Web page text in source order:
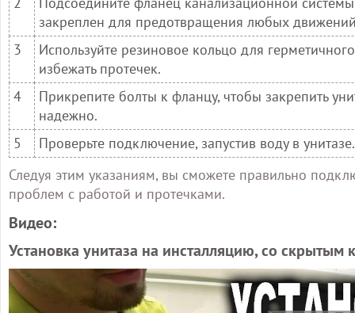
закреплен для предотвращения любых
3
Используйте резиновое кольцо для
избежать протечек.
4
Прикрепите болты к фланцу, чтобы закрепить
надежно.
5
Проверьте подключение, запустив воду в
Следуя этим указаниям, вы сможете правильно
проблем с работой и протечками.
Видео:
Установка унитаза на инсталляцию, со скрытым